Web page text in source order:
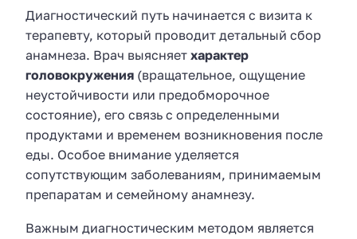
Диагностический путь начинается с визита к
терапевту, который проводит детальный сбор
анамнеза. Врач выясняет характер
головокружения (вращательное, ощущение
неустойчивости или предобморочное
состояние), его связь с определенными
продуктами и временем возникновения после
еды. Особое внимание уделяется
сопутствующим заболеваниям, принимаемым
препаратам и семейному анамнезу.
Важным диагностическим методом является